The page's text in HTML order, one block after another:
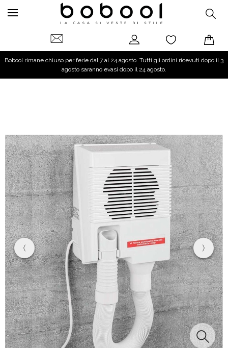
Bobool rimane chiuso per ferie dal 7 al 24 agosto. Tutti gli ordini ricevuti dopo il 3
agosto saranno evasi dopo il 24 agosto.